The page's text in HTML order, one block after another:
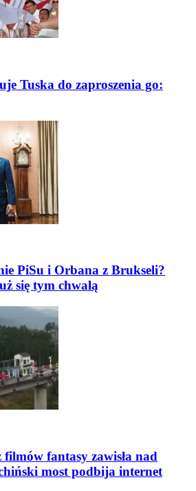
Tuska do zaproszenia go:
PiSu i Orbana z Brukseli?
się tym chwalą
fantasy zawisła nad
most podbija internet